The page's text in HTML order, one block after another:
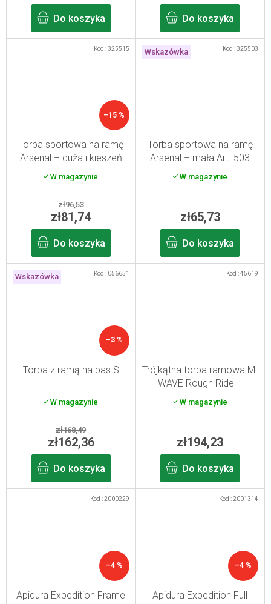
Do koszyka Do koszyka
–15 %
Torba sportowa na ramę
Arsenal – duża i kieszeń
aqua Art. 515
W magazynie
zł96,53
zł81,74
Do koszyka
Kod :325515 Wskazówka
Torba sportowa na ramę
Arsenal – mała Art. 503
W magazynie
zł65,73
Do koszyka
Kod :325503
Wskazówka
–3 %
Torba z ramą na pas S
W magazynie
zł168,49
zł162,36
Do koszyka
Kod : 056651
Trójkątna torba ramowa M-
WAVE Rough Ride II
Triangle 2,1 l
W magazynie
zł194,23
Do koszyka
Kod :45619
–4 %
Apidura Expedition Frame
Kod :2000229
–4 %
Apidura Expedition Full
Kod :2001314